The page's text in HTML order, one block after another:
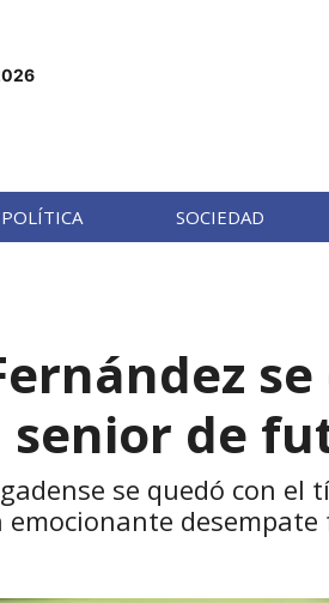
POLÍTICA SOCIEDAD
de
se quedó con
emocionante